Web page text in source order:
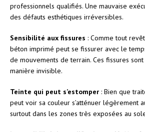
professionnels qualifiés. Une mauvaise
des défauts esthétiques irréversibles.
Sensibilité aux fissures : Comme tout
béton imprimé peut se fissurer avec le
de mouvements de terrain. Ces fissures
manière invisible.
Teinte qui peut s’estomper : Bien que
peut voir sa couleur s’atténuer légèrement
surtout dans les zones très exposées au